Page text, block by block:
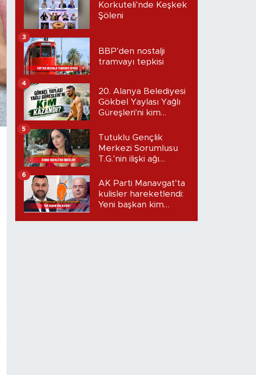
Korkuteli’nde Keşkek
Şöleni
BBP’den nostalji
tramvayı tepkisi
3
20. Alanya Belediyesi
Gökbel Yaylası Yağlı
Güreşleri'ni kim
4
Tutuklu Gençlik
Merkezi Sorumlusu
T.G.’nin ilişki ağı
Dudak uçuklatan
iddialar!
5
AK Parti Manavgat’ta
kulisler hareketlendi:
Yeni başkan kim
6